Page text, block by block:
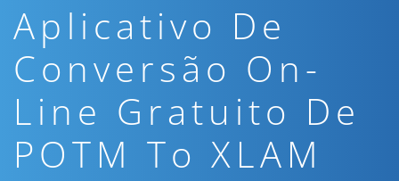
Aplicativo De
Conversão On-
Line Gratuito De
POTM To XLAM